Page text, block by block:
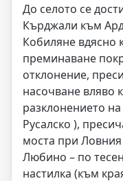
До селото се
Кърджали към
Кобиляне вдясно
преминаване
отклонение,
насочване вляво
разклонението
Русалско ),
моста при
Любино – по
настилка (към